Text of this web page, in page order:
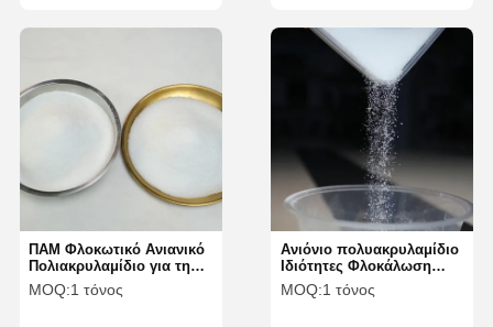
Ανιόνιο πολυακρυλαμίδιο
Ιδιότητες Φλοκάλωση
Πυκνότητα Κούρεμα
Μείωση της αντίστασης
MOQ:1 τόνος
ΠΑΜ Φλοκωτικό Ανιανικό
Πολιακρυλαμίδιο για την
κατασκευή χαρτιού και
την αποβλήτιση
MOQ:1 τόνος